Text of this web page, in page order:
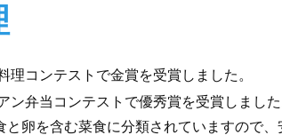
コンテストで金賞を受賞しました。
弁当コンテストで優秀賞を受賞しました
卵を含む菜食に分類されていますので、